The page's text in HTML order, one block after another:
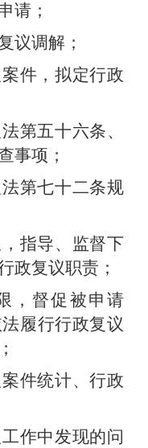
请；
议调解；
件，拟定行政
第五十六条、
事项；
法第七十二条规
，指导、监督下
政复议职责；
，督促被申请
履行行政复议
件统计、行政
作中发现的问